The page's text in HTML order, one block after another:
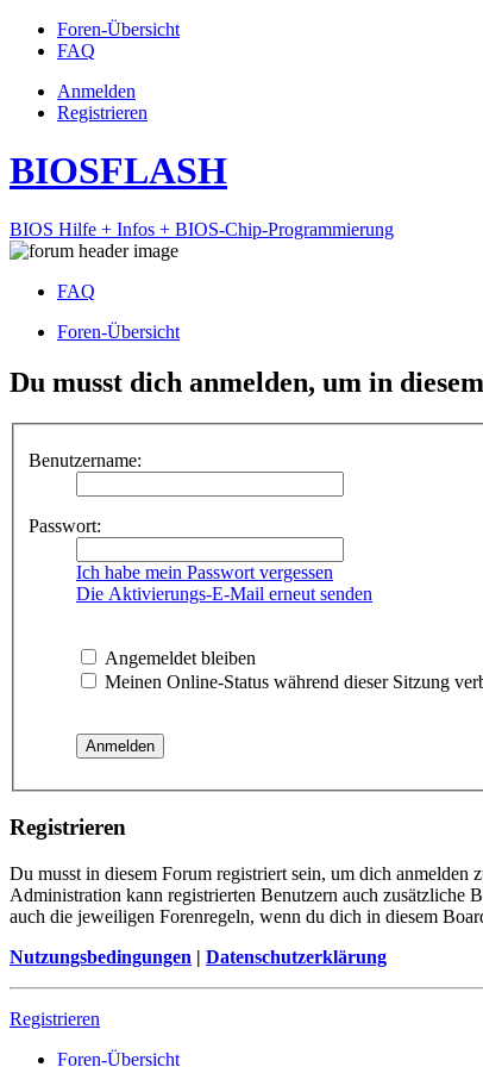
Foren-Übersicht
FAQ
Anmelden
Registrieren
BIOSFLASH
BIOS Hilfe + Infos + BIOS-Chip-Programmierung
FAQ
Foren-Übersicht
Du musst dich anmelden, um in
Benutzername:
Passwort:
Ich habe mein Passwort vergessen
Die Aktivierungs-E-Mail erneut senden
Angemeldet bleiben
Meinen Online-Status während dieser Sitzung
Registrieren
Du musst in diesem Forum registriert sein, um dich
Administration kann registrierten Benutzern auch zusätzliche
auch die jeweiligen Forenregeln, wenn du dich in diesem
Nutzungsbedingungen | Datenschutzerklärung
Registrieren
Foren-Übersicht